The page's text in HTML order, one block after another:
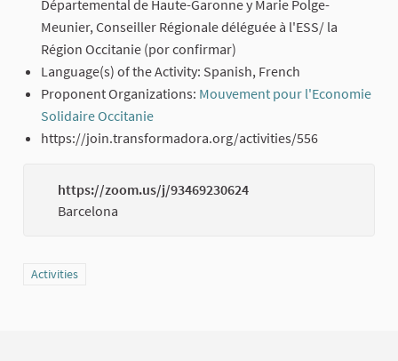
Départemental de Haute-Garonne y Marie Polge-
Meunier, Conseiller Régionale déléguée à l'ESS/ la
Région Occitanie (por confirmar)
Language(s) of the Activity: Spanish, French
Proponent Organizations: Mouvement pour l'Economie
Solidaire Occitanie
(External link)
https://join.transformadora.org/activities/556
https://zoom.us/j/93469230624
Barcelona
Filter results for category: Activities
Activities